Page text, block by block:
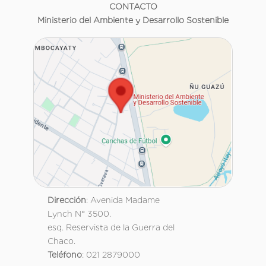
CONTACTO
Ministerio del Ambiente y Desarrollo Sostenible
Dirección: Avenida Madame
Lynch N° 3500.
esq. Reservista de la Guerra del
Chaco.
Teléfono: 021 2879000